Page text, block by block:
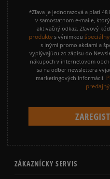
*Zľava je jednorazová a platí
v samostatnom e-maile,
aktivačný odkaz. Zľavový
produkty s výnimkou
s inými promo akciami a
vyplývajúcu zo zápisu do
nákupoch v internetovom
sa na odber newslettera
marketingových informácií.
ZÁKAZNÍCKY SERVIS